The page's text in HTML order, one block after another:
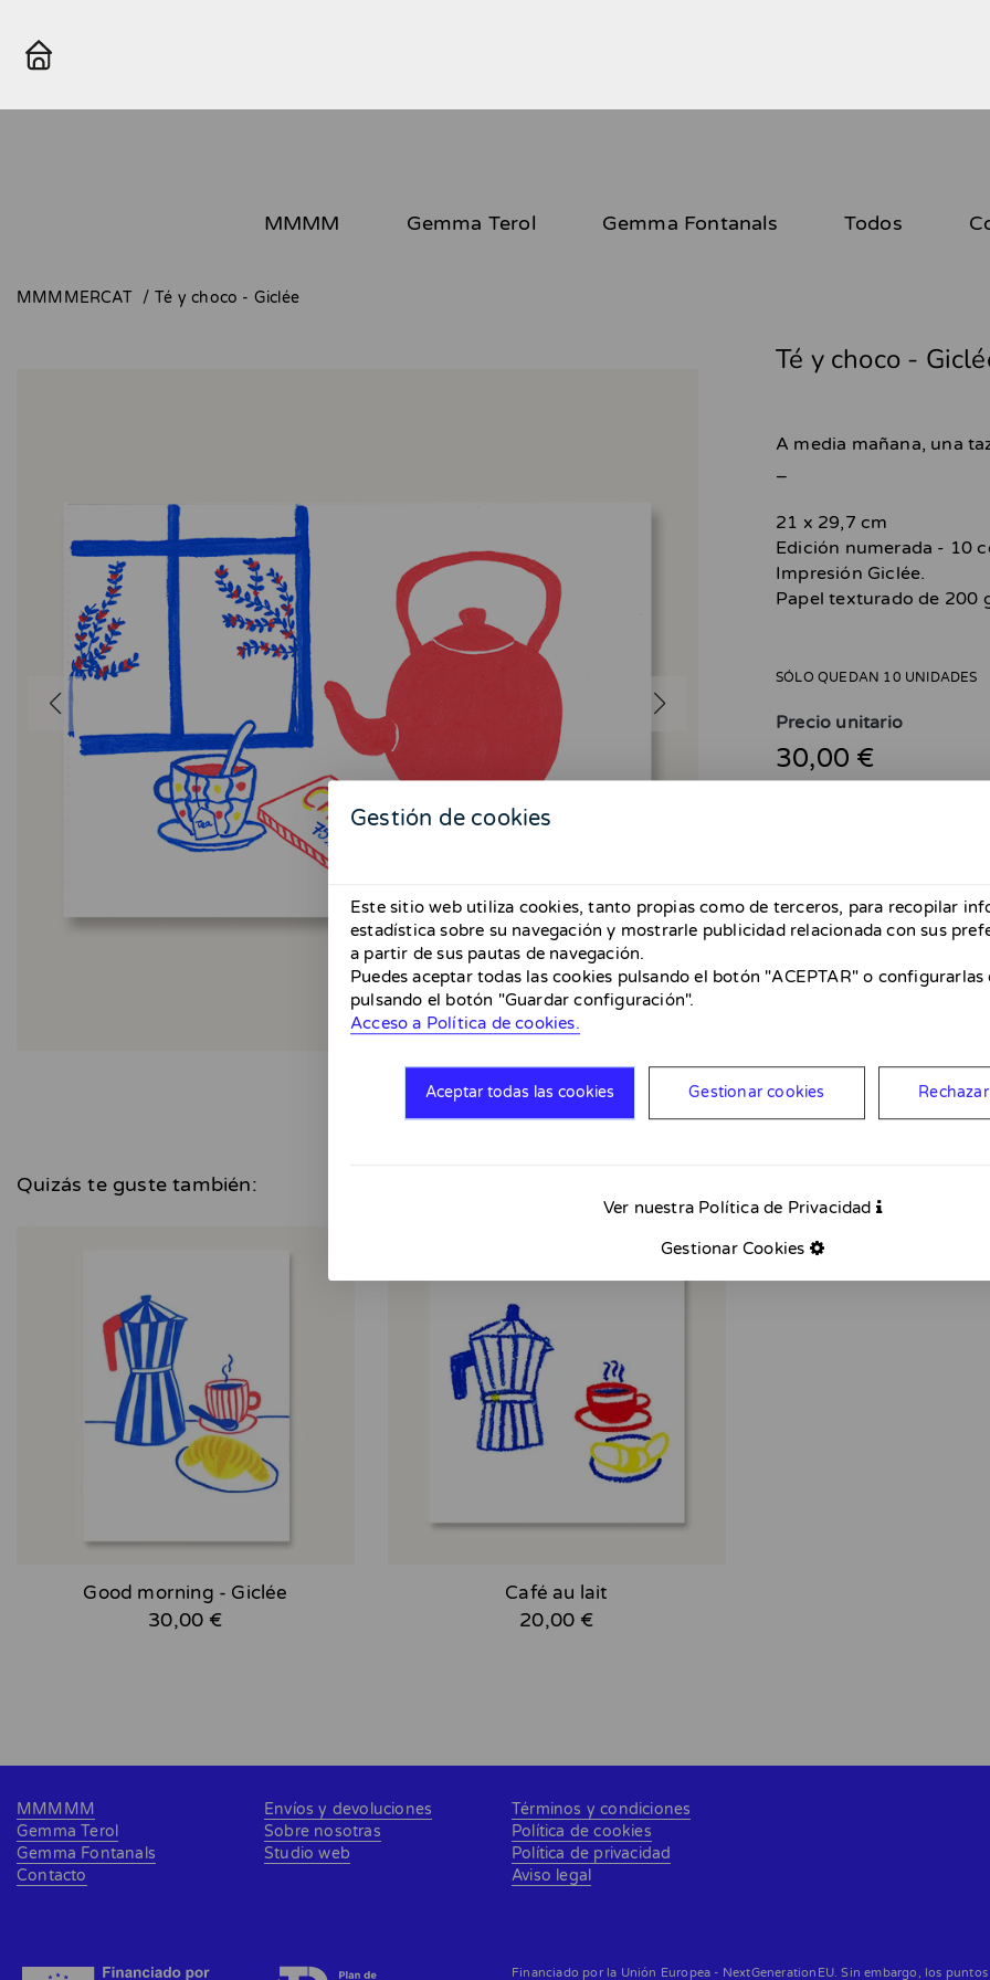
MMMM Gemma Terol Gemma Fontanals Todos
MMMMERCAT Té y choco - Giclée
Té y choco -
A media mañana, una
21 x 29,7 cm
Edición numerada - 10
Impresión Giclée.
Papel texturado de 200
SÓLO QUEDAN 10 UNIDADES
Precio unitario
30,00 €
¡Atención! ¡Solo envíos
Del 26 de abril al 31 de mayo
hasta mayo. Si estáis en
Quizás te guste también:
Good morning - Giclée
30,00 €
Café au lait
20,00 €
Gestión de cookies
Este sitio web utiliza cookies, tanto propias como de terceros, para recopilar
estadística sobre su navegación y mostrarle publicidad relacionada con sus
a partir de sus pautas de navegación.
Puedes aceptar todas las cookies pulsando el botón "ACEPTAR" o configurarlas
pulsando el botón "Guardar configuración".
Acceso a Política de cookies.
Aceptar todas las cookies Gestionar cookies Rechazar
Ver nuestra Política de Privacidad
Gestionar Cookies
MMMMM
Gemma Terol
Gemma Fontanals
Contacto
Envíos y devoluciones
Sobre nosotras
Studio web
Términos y condiciones
Política de cookies
Política de privacidad
Aviso legal
Financiado por la Unión Europea - NextGenerationEU. Sin embargo, los